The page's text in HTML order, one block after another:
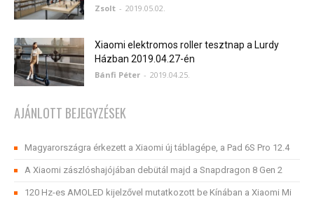
Zsolt - 2019.05.02.
Xiaomi elektromos roller tesztnap a Lurdy
Házban 2019.04.27-én
Bánfi Péter - 2019.04.25.
AJÁNLOTT BEJEGYZÉSEK
Magyarországra érkezett a Xiaomi új táblagépe, a Pad 6S Pro 12.4
A Xiaomi zászlóshajójában debütál majd a Snapdragon 8 Gen 2
120 Hz-es AMOLED kijelzővel mutatkozott be Kínában a Xiaomi Mi